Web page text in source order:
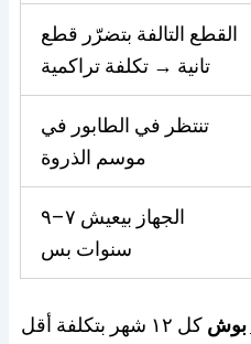
القطع التالفة بتضرّر قطع
تانية → تكلفة تراكمية
تنتظر في الطابور في
موسم الذروة
الجهاز بيعيش ٧–٩
سنوات بس
بوش
كل ١٢ شهر بتكلفة أقل